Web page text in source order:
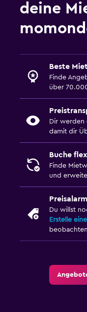
Mietwagen in Great
Mietwagen in
deine
Beste
Finde
über
Dir werden
damit dir
Buche
Finde
und
Preisalarm
Du willst
Erstelle